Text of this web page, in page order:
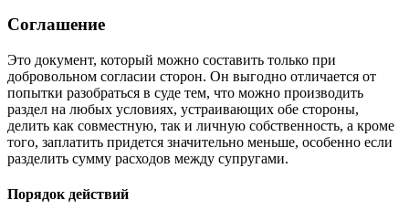
Соглашение
Это документ, который можно составить только при
добровольном согласии сторон. Он выгодно отличается от
попытки разобраться в суде тем, что можно производить
раздел на любых условиях, устраивающих обе стороны,
делить как совместную, так и личную собственность, а кроме
того, заплатить придется значительно меньше, особенно если
разделить сумму расходов между супругами.
Порядок действий